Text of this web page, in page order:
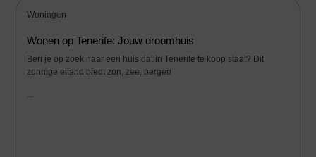
Woningen
Wonen op Tenerife: Jouw droomhuis
Ben je op zoek naar een huis dat in Tenerife te koop staat? Dit
zonnige eiland biedt zon, zee, bergen
...